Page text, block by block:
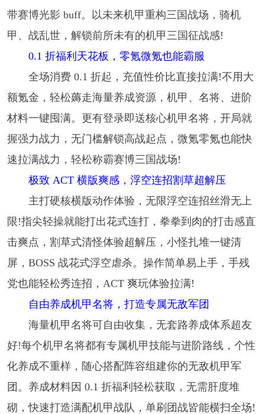
带赛博光影 buff。以未来机甲重构三国战场，骑机
甲、战乱世，解锁前所未有的机甲三国征战感!
0.1 折福利天花板，零氪微氪也能霸服
全场消费 0.1 折起，充值性价比直接拉满!不用大
额氪金，轻松薅走海量养成资源，机甲、名将、进阶
材料一键囤满。更有登录即送核心机甲名将，开局就
握强力战力，无门槛解锁高战起点，微氪零氪也能快
速拉满战力，轻松称霸赛博三国战场!
极致 ACT 横版爽感，浮空连招割草超解压
主打硬核横版动作体验，无限浮空连招丝滑无上
限!指尖轻操就能打出花式连打，拳拳到肉的打击感直
击爽点，割草式清怪体验超解压，小怪扎堆一键清
屏，BOSS 战花式浮空虐杀。操作简单易上手，手残
党也能轻松秀连招，ACT 爽玩体验拉满!
自由养成机甲名将，打造专属无敌军团
海量机甲名将可自由收集，无套路养成体系超友
好!每个机甲名将都有专属机甲技能与进阶路线，个性
化养成不重样，随心搭配阵容组建你的无敌机甲军
团。养成材料因 0.1 折福利轻松获取，无需肝度堆
砌，快速打造满配机甲战队，单刷团战皆能横扫全场!